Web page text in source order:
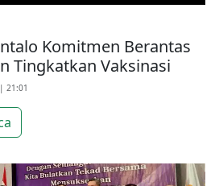
Komitmen Berantas
Tingkatkan Vaksinasi
21:01